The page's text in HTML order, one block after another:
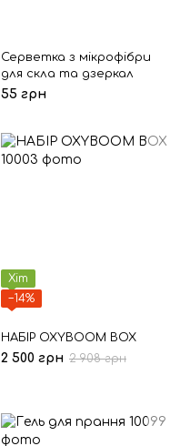
Серветка з мікрофібри
для скла та дзеркал
55 грн
Хіт
−14%
НАБІР OXYBOOM BOX
2 500 грн 2 908 грн